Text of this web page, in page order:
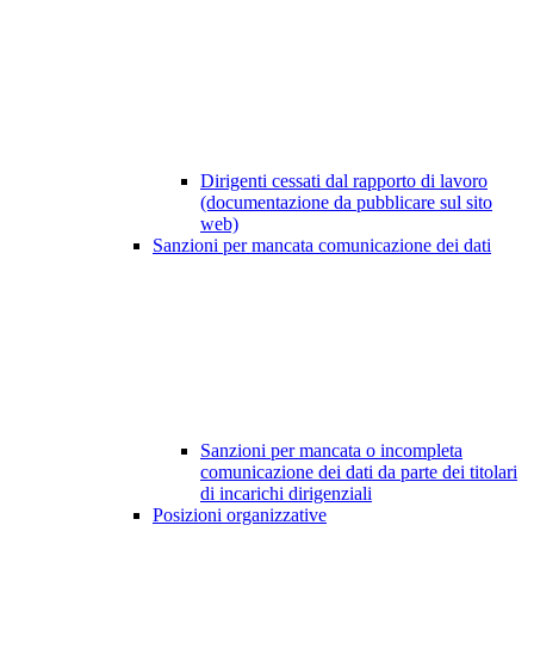
Dirigenti cessati dal rapporto di lavoro
(documentazione da pubblicare sul sito
web)
Sanzioni per mancata comunicazione dei dati
Sanzioni per mancata o incompleta
comunicazione dei dati da parte dei titolari
di incarichi dirigenziali
Posizioni organizzative